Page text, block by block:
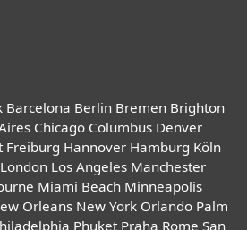
Barcelona Berlin Bremen Brighton
Chicago Columbus Denver
Freiburg Hannover Hamburg Köln
London Los Angeles Manchester
Miami Beach Minneapolis
Orleans New York Orlando Palm
Phuket Praha Rome San